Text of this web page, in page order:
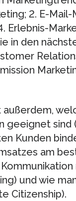
2. E-
Erlebnis-
in den
geeignet sind
Kunden
am
und wie
Citizenship).